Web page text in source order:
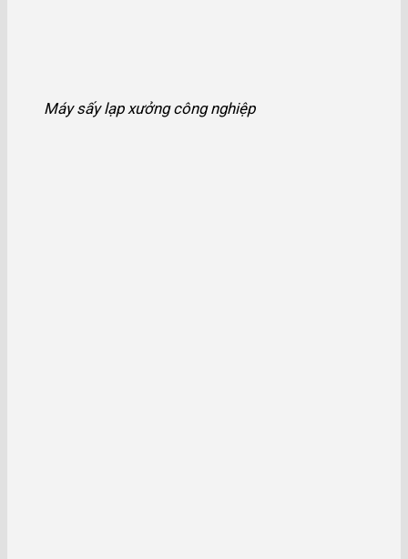
Máy sấy lạp xưởng công nghiệp